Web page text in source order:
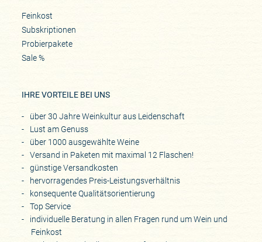
Feinkost
Subskriptionen
Probierpakete
Sale %
IHRE VORTEILE BEI UNS
über 30 Jahre Weinkultur aus Leidenschaft
Lust am Genuss
über 1000 ausgewählte Weine
Versand in Paketen mit maximal 12 Flaschen!
günstige Versandkosten
hervorragendes Preis-Leistungsverhältnis
konsequente Qualitätsorientierung
Top Service
individuelle Beratung in allen Fragen rund um Wein und
Feinkost